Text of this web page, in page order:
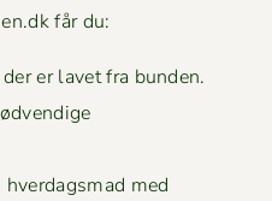
får du:
er lavet fra bunden.
med